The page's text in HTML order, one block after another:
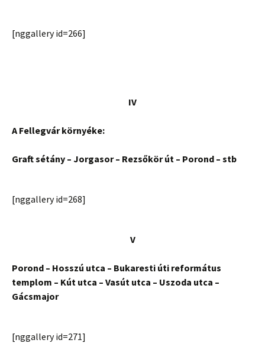
[nggallery id=266]
IV
A Fellegvár környéke:
Graft sétány – Jorgasor – Rezsőkör út – Porond – stb
[nggallery id=268]
V
Porond – Hosszú utca – Bukaresti úti református
templom – Kút utca – Vasút utca – Uszoda utca –
Gácsmajor
[nggallery id=271]